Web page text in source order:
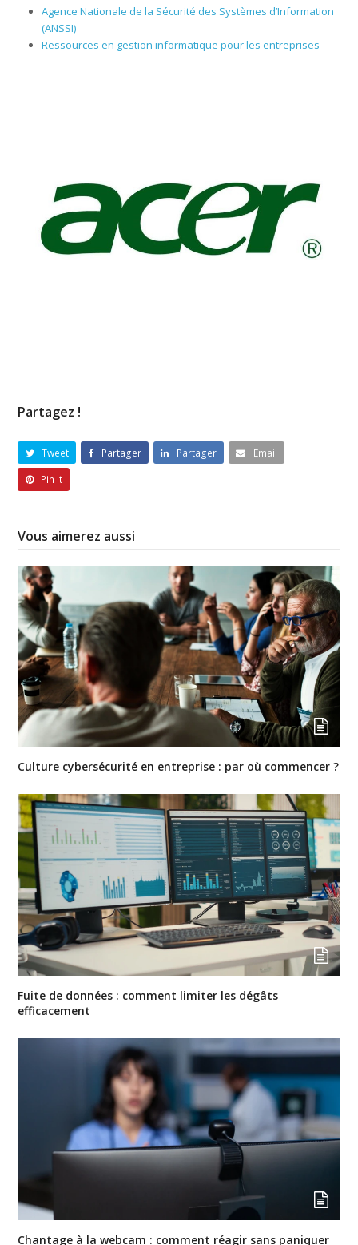
Agence Nationale de la Sécurité des Systèmes d’Information
(ANSSI)
Ressources en gestion informatique pour les entreprises
Partagez !
Tweet Partager Partager
Email
Pin It
Vous aimerez aussi
Culture cybersécurité en entreprise : par où commencer ?
Fuite de données : comment limiter les dégâts
efficacement
Chantage à la webcam : comment réagir sans paniquer